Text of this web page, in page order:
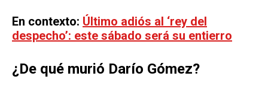
En contexto: Último adiós al ‘rey del
despecho’: este sábado será su entierro
¿De qué murió Darío Gómez?